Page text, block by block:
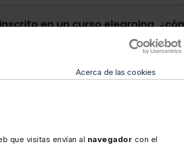
Acerca de las cookies
que visitas envían al navegador con el
en un curso elearning,
recibiré mis claves de acceso?
de inicio del curso a las 9 de la mañana.
no pudiéndolos ceder a un tercero en